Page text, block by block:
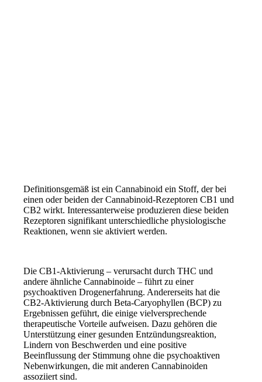
Definitionsgemäß ist ein Cannabinoid ein Stoff, der bei
einen oder beiden der Cannabinoid-Rezeptoren CB1 und
CB2 wirkt. Interessanterweise produzieren diese beiden
Rezeptoren signifikant unterschiedliche physiologische
Reaktionen, wenn sie aktiviert werden.
Die CB1-Aktivierung – verursacht durch THC und
andere ähnliche Cannabinoide – führt zu einer
psychoaktiven Drogenerfahrung. Andererseits hat die
CB2-Aktivierung durch Beta-Caryophyllen (BCP) zu
Ergebnissen geführt, die einige vielversprechende
therapeutische Vorteile aufweisen. Dazu gehören die
Unterstützung einer gesunden Entzündungsreaktion,
Lindern von Beschwerden und eine positive
Beeinflussung der Stimmung ohne die psychoaktiven
Nebenwirkungen, die mit anderen Cannabinoiden
assoziiert sind.